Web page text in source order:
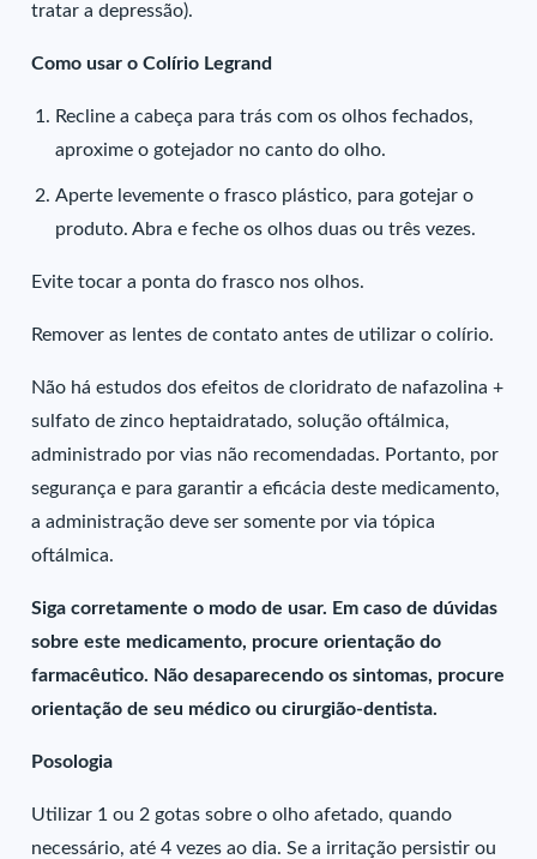
tratar a depressão).
Como usar o Colírio Legrand
Recline a cabeça para trás com os olhos fechados,
aproxime o gotejador no canto do olho.
Aperte levemente o frasco plástico, para gotejar o
produto. Abra e feche os olhos duas ou três vezes.
Evite tocar a ponta do frasco nos olhos.
Remover as lentes de contato antes de utilizar o colírio.
Não há estudos dos efeitos de cloridrato de nafazolina +
sulfato de zinco heptaidratado, solução oftálmica,
administrado por vias não recomendadas. Portanto, por
segurança e para garantir a eficácia deste medicamento,
a administração deve ser somente por via tópica
oftálmica.
Siga corretamente o modo de usar. Em caso de dúvidas
sobre este medicamento, procure orientação do
farmacêutico. Não desaparecendo os sintomas, procure
orientação de seu médico ou cirurgião-dentista.
Posologia
Utilizar 1 ou 2 gotas sobre o olho afetado, quando
necessário, até 4 vezes ao dia. Se a irritação persistir ou